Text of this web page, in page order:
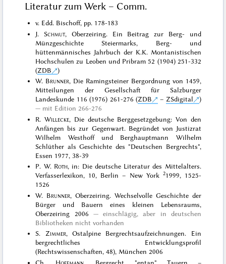
Literatur zum Werk – Comm.
v. Edd. Bischoff, pp. 178-183
J. Schmut, Oberzeiring. Ein Beitrag zur Berg- und
Münzgeschichte Steiermarks, Berg- und
hüttenmännisches Jahrbuch der K.K. Montanistischen
Hochschulen zu Leoben und Pribram 52 (1904) 251-332
(ZDB
)
W. Brunner, Die Ramingsteiner Bergordnung von 1459,
Mitteilungen der Gesellschaft für Salzburger
Landeskunde 116 (1976) 261-276 (ZDB – ZSdigital
)
mit Edition 266-276
R.Willecke, Die deutsche Berggesetzgebung: Von den
Anfängen bis zur Gegenwart. Begründet von Justizrat
Wilhelm Westhoff und Berghauptmann Wilhelm
Schlüther als Geschichte des "Deutschen Bergrechts",
Essen 1977, 38-39
P. W. Roth, in: Die deutsche Literatur des Mittelalters.
Verfasserlexikon, 10, Berlin – New York 21999, 1525-
1526
W. Brunner, Oberzeiring. Wechselvolle Geschichte der
Bürger und Bauern eines kleinen Lebensraums,
Oberzeiring 2006
einschlägig, aber in deutschen
Bibliotheken nicht vorhanden
S. Zimmer, Ostalpine Bergrechtsaufzeichnungen. Ein
bergrechtliches Entwicklungsprofil
(Rechtswissenschaften, 48), München 2006
Ch. Hoffmann , Bergrecht "entan" Tauern –